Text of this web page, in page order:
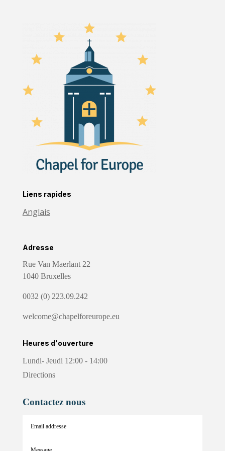
Liens rapides
Anglais
Adresse
Rue Van Maerlant 22
1040 Bruxelles
0032 (0) 223.09.242
welcome@chapelforeurope.eu
Heures d'ouverture
Lundi- Jeudi 12:00 - 14:00
Directions
Contactez nous